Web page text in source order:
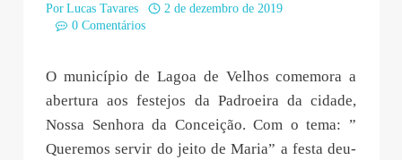
Por Lucas Tavares
2 de dezembro de 2019
0 Comentários
O município de Lagoa de Velhos comemora a
abertura aos festejos da Padroeira da cidade,
Nossa Senhora da Conceição. Com o tema: ”
Queremos servir do jeito de Maria” a festa deu-